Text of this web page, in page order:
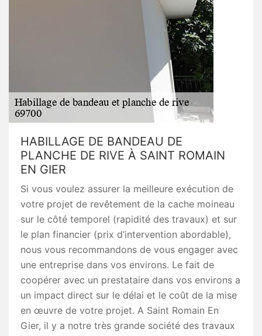
HABILLAGE DE BANDEAU DE
PLANCHE DE RIVE À SAINT ROMAIN
EN GIER
Si vous voulez assurer la meilleure exécution de
votre projet de revêtement de la cache moineau
sur le côté temporel (rapidité des travaux) et sur
le plan financier (prix d’intervention abordable),
nous vous recommandons de vous engager avec
une entreprise dans vos environs. Le fait de
coopérer avec un prestataire dans vos environs a
un impact direct sur le délai et le coût de la mise
en œuvre de votre projet. A Saint Romain En
Gier, il y a notre très grande société des travaux